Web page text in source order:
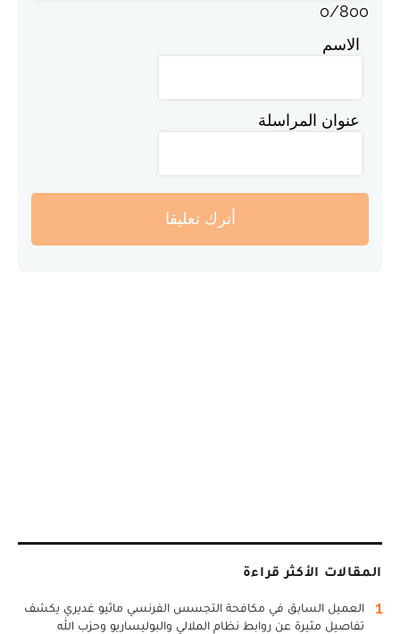
0/800
الاسم
عنوان المراسلة
أترك تعليقا
المقالات الأكثر قراءة
1
العميل السابق في مكافحة التجسس الفرنسي ماثيو غديري يكشف
تفاصيل مثيرة عن روابط نظام الملالي والبوليساريو وحزب الله